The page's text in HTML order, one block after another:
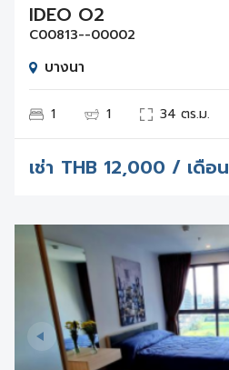
IDEO O2
C00813--00002
บางนา
1 1 34 ตร.ม.
เช่า THB 12,000 / เดือน